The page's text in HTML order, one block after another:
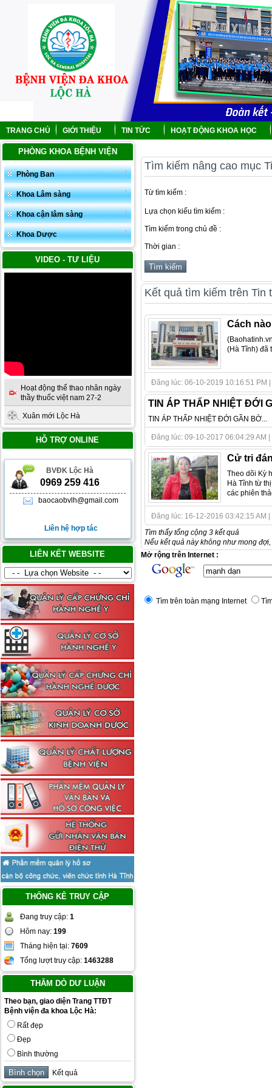
TRANG CHỦ GIỚI THIỆU TIN TỨC HOẠT ĐỘNG KHOA HỌC
PHÒNG KHOA BỆNH VIỆN
Phòng Ban
Khoa Lâm sàng
Khoa cận lâm sàng
Khoa Dược
VIDEO - TƯ LIỆU
Hoạt động thể thao nhân ngày
thầy thuốc việt nam 27-2
Xuân mới Lộc Hà
HỖ TRỢ ONLINE
BVĐK Lộc Hà
0969 259 416
baocaobvlh@gmail.com
Liên hệ hợp tác
LIÊN KẾT WEBSITE
THỐNG KÊ TRUY CẬP
Đang truy cập: 1
Hôm nay: 199
Tháng hiện tại: 7609
Tổng lượt truy cập: 1463288
THĂM DÒ DƯ LUẬN
Theo bạn, giao diện Trang TTĐT
Bệnh viện đa khoa Lộc Hà:
Rất đẹp
Đẹp
Bình thường
Kết quả
Tìm kiếm nâng cao mục
Từ tìm kiếm :
Lựa chọn kiểu tìm kiếm :
Tìm kiếm trong chủ đề :
Thời gian :
Kết quả tìm kiếm trên Tin
Cách
(Hà Tĩnh) đã
Đăng lúc: 06-10-2019 10:16:51 PM
TIN ÁP THẤP NHIỆT ĐỚI
TIN ÁP THẤP NHIỆT ĐỚI GẦN BỜ...
Đăng lúc: 09-10-2017 06:04:29 AM
Cử tri
Theo dõi Kỳ
Hà Tĩnh từ
các phiên
Đăng lúc: 16-12-2016 03:42:15 AM
Tìm thấy tổng cộng 3 kết quả
Nếu kết quả này không như mong
Mở rộng trên Internet :
Tìm trên toàn mạng Internet